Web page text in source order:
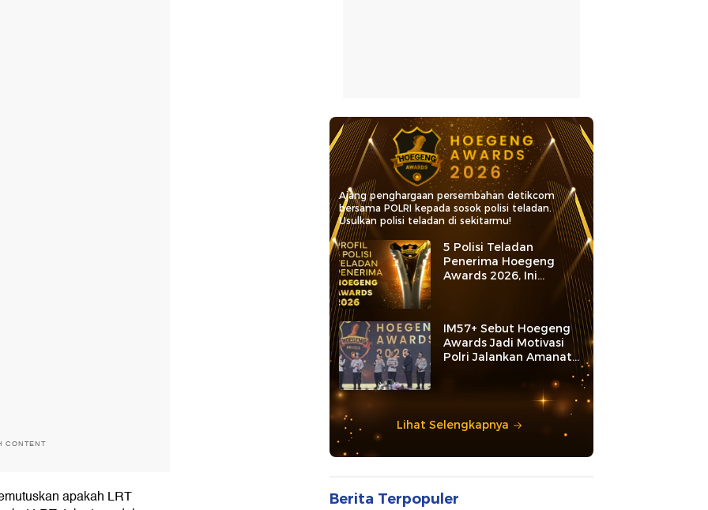
CONTENT
apakah LRT
Ajang penghargaan persembahan detikcom
bersama POLRI kepada sosok polisi teladan.
Usulkan polisi teladan di sekitarmu!
5 Polisi Teladan
Penerima Hoegeng
Awards 2026, Ini
Kategori dan Kiprahnya
IM57+ Sebut Hoegeng
Awards Jadi Motivasi
Polri Jalankan Amanat
Lihat Selengkapnya
Berita Terpopuler